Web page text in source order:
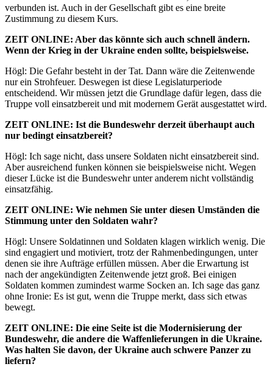
verbunden ist. Auch in der Gesellschaft gibt es eine breite
Zustimmung zu diesem Kurs.
ZEIT ONLINE: Aber das könnte sich auch schnell ändern.
Wenn der Krieg in der Ukraine enden sollte, beispielsweise.
Högl: Die Gefahr besteht in der Tat. Dann wäre die Zeitenwende
nur ein Strohfeuer. Deswegen ist diese Legislaturperiode
entscheidend. Wir müssen jetzt die Grundlage dafür legen, dass die
Truppe voll einsatzbereit und mit modernem Gerät ausgestattet wird.
ZEIT ONLINE: Ist die Bundeswehr derzeit überhaupt auch
nur bedingt einsatzbereit?
Högl: Ich sage nicht, dass unsere Soldaten nicht einsatzbereit sind.
Aber ausreichend funken können sie beispielsweise nicht. Wegen
dieser Lücke ist die Bundeswehr unter anderem nicht vollständig
einsatzfähig.
ZEIT ONLINE: Wie nehmen Sie unter diesen Umständen die
Stimmung unter den Soldaten wahr?
Högl: Unsere Soldatinnen und Soldaten klagen wirklich wenig. Die
sind engagiert und motiviert, trotz der Rahmenbedingungen, unter
denen sie ihre Aufträge erfüllen müssen. Aber die Erwartung ist
nach der angekündigten Zeitenwende jetzt groß. Bei einigen
Soldaten kommen zumindest warme Socken an. Ich sage das ganz
ohne Ironie: Es ist gut, wenn die Truppe merkt, dass sich etwas
bewegt.
ZEIT ONLINE: Die eine Seite ist die Modernisierung der
Bundeswehr, die andere die Waffenlieferungen in die Ukraine.
Was halten Sie davon, der Ukraine auch schwere Panzer zu
liefern?